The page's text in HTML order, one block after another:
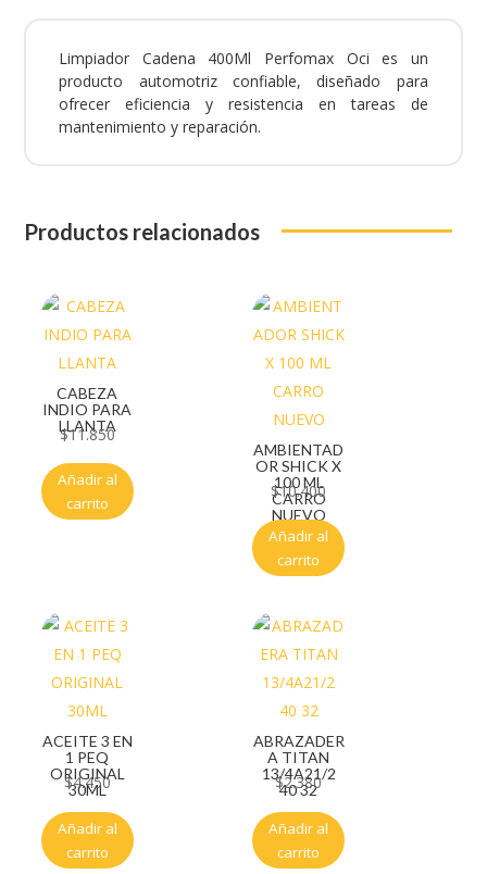
Limpiador Cadena 400Ml Perfomax Oci es un
producto automotriz confiable, diseñado para
ofrecer eficiencia y resistencia en tareas de
mantenimiento y reparación.
Productos relacionados
CABEZA
INDIO PARA
LLANTA
$11.850
Añadir al
carrito
AMBIENTAD
OR SHICK X
100 ML
CARRO
NUEVO
$10.400
Añadir al
carrito
ACEITE 3 EN
1 PEQ
ORIGINAL
30ML
$4.450
Añadir al
carrito
ABRAZADER
A TITAN
13/4A21/2
40 32
$2.380
Añadir al
carrito